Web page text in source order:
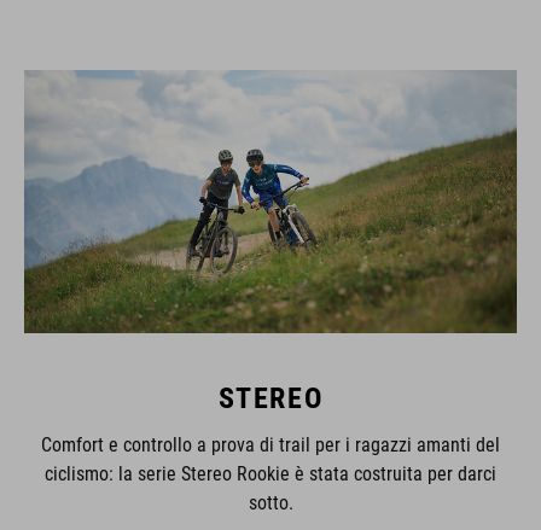
STEREO
Comfort e controllo a prova di trail per i ragazzi amanti del
ciclismo: la serie Stereo Rookie è stata costruita per darci
sotto.